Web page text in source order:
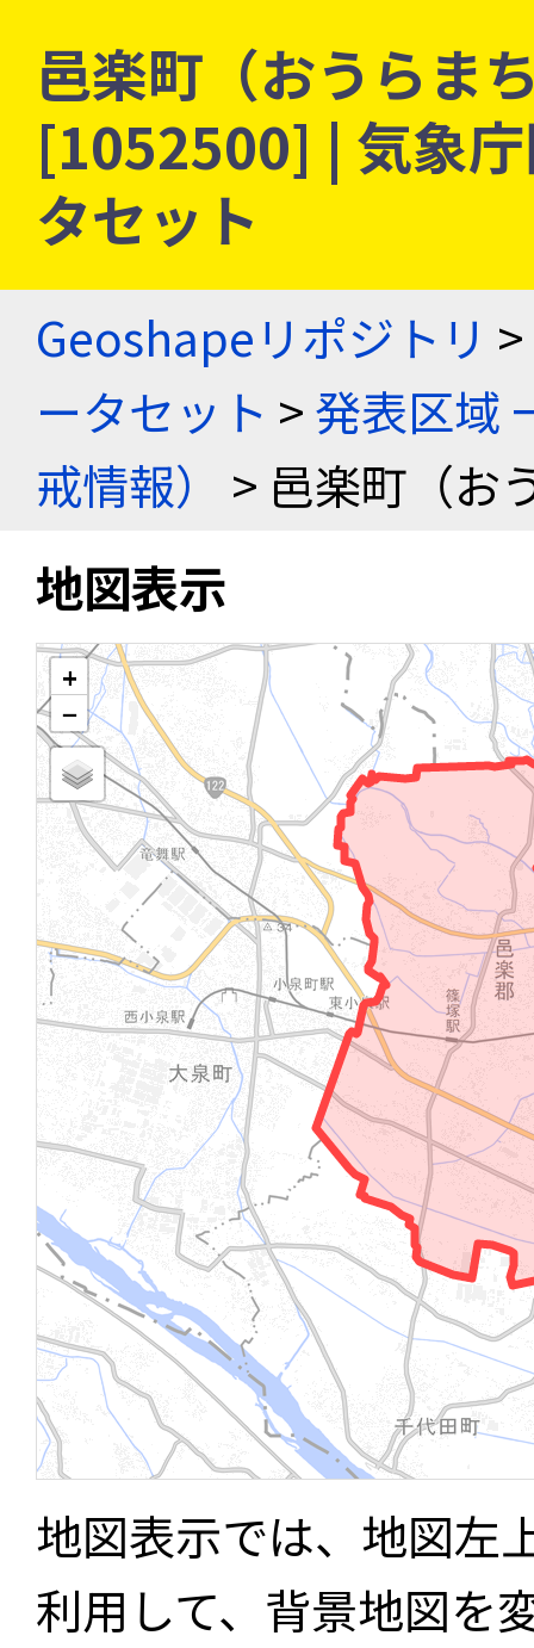
邑楽町（おうらま
[1052500] | 気象
タセット
Geoshapeリポジトリ >
ータセット >発表区域
戒情報）
> 邑楽町（お
地図表示
+
−
地図表示では、地図左
利用して、背景地図を